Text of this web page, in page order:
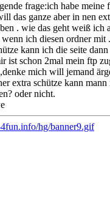
frage:ich habe
das ganze aber in nen
. wie das geht weiß ich
ich diesen ordner mit
kann ich die seite
ist schon 2mal mein ftp
mich will jemand
extra schütze kann
oder nicht.